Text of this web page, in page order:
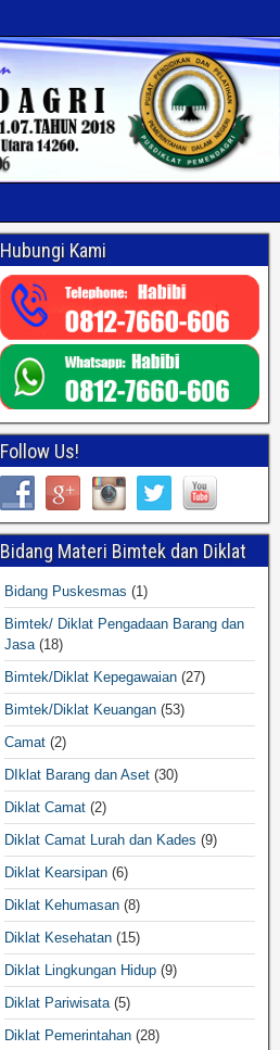
Hubungi Kami
Follow Us!
Bidang Materi Bimtek dan Diklat
Bidang Puskesmas (1)
Bimtek/ Diklat Pengadaan Barang dan
Jasa (18)
Bimtek/Diklat Kepegawaian (27)
Bimtek/Diklat Keuangan (53)
Camat (2)
DIklat Barang dan Aset (30)
Diklat Camat (2)
Diklat Camat Lurah dan Kades (9)
Diklat Kearsipan (6)
Diklat Kehumasan (8)
Diklat Kesehatan (15)
Diklat Lingkungan Hidup (9)
Diklat Pariwisata (5)
Diklat Pemerintahan (28)